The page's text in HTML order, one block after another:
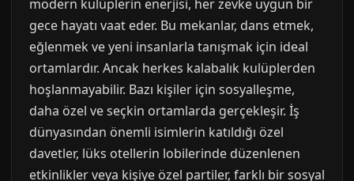
modern kulüplerin enerjisi, her zevke uygun bir
gece hayatı vaat eder. Bu mekanlar, dans etmek,
eğlenmek ve yeni insanlarla tanışmak için ideal
ortamlardır. Ancak herkes kalabalık kulüplerden
hoşlanmayabilir. Bazı kişiler için sosyalleşme,
daha özel ve seçkin ortamlarda gerçekleşir. İş
dünyasından önemli isimlerin katıldığı özel
davetler, lüks otellerin lobilerinde düzenlenen
etkinlikler veya kişiye özel partiler, farklı bir sosyal